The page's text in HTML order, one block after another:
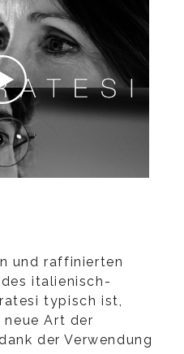
und raffinierten
italienisch-
typisch ist,
Art der
der Verwendung